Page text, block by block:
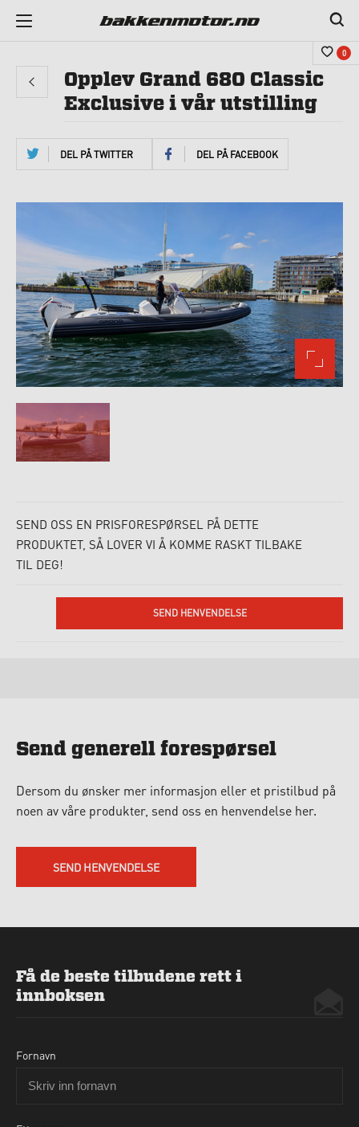
0
DEL PÅ TWITTER DEL PÅ FACEBOOK
Opplev Grand 680 Classic
Exclusive i vår utstilling
SEND OSS EN PRISFORESPØRSEL PÅ DETTE
PRODUKTET, SÅ LOVER VI Å KOMME RASKT TILBAKE
TIL DEG!
SEND HENVENDELSE
Send generell forespørsel
Dersom du ønsker mer informasjon eller et pristilbud på
noen av våre produkter, send oss en henvendelse her.
SEND HENVENDELSE
Få de beste tilbudene rett i
innboksen
Fornavn